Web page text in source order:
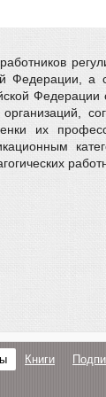
работников
Федерации,
организаций,
их
Книги